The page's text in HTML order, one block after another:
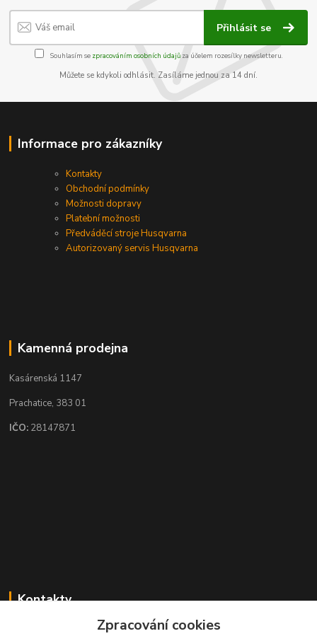
Přihlásit se
Souhlasím se zpracováním osobních údajůza účelem rozesílky newsletteru.
Můžete se kdykoli odhlásit. Zasíláme jednou za 14 dní.
Informace pro zákazníky
Kontakty
Obchodní podmínky
Možnosti dopravy
Platební možnosti
Předváděcí stroje Husqvarna
Autorizovaný servis Husqvarna
Kamenná prodejna
Kasárenská 1147
Prachatice, 383 01
IČO: 28147871
Kontakty
Karel NovotnýZpracování cookies